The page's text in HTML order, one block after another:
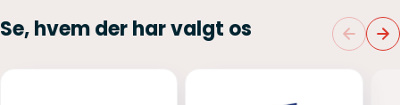
Se, hvem der har valgt os